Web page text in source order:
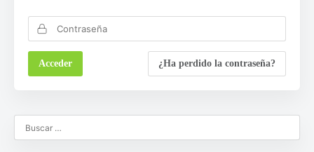
¿Ha perdido la contraseña?